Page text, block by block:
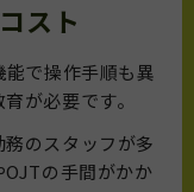
スト
で操作手順も異
が必要です。
のスタッフが多
の手間がかか